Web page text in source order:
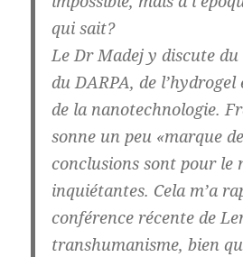
qui sait?
Le Dr Madej y discute
du DARPA, de
de la nanotechnologie.
sonne un peu «marque
conclusions sont pour le
inquiétantes. Cela m’a
conférence récente de
transhumanisme, bien